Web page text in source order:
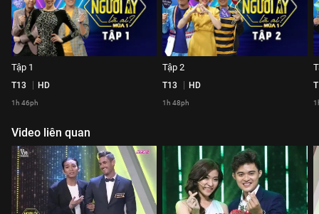
Tập 1
T13 HD
1h 46ph
Tập 2
T13 HD
1h 48ph
Video liên quan